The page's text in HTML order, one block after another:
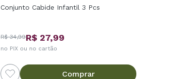
Conjunto Cabide Infantil 3 Pcs
R$ 34,99R$ 27,99
no PIX ou no cartão
Comprar